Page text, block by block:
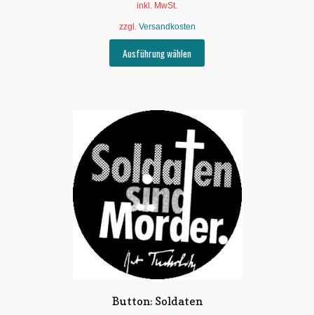
inkl. MwSt.
zzgl. Versandkosten
Ausführung wählen
auf.
Die
Optionen
können
auf
Produktseite
gewählt
werden
Button: Soldaten